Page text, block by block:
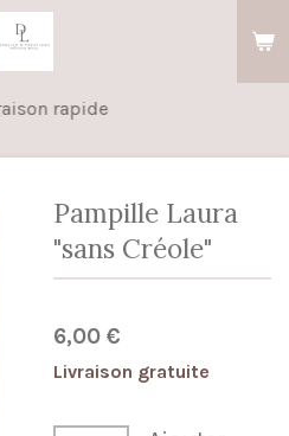
rapide
Pampille Laura
"sans Créole"
6,00 €
Livraison gratuite